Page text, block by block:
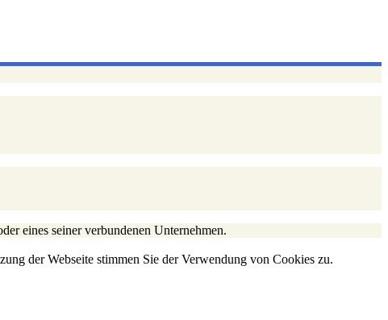
eines seiner verbundenen Unternehmen.
der Webseite stimmen Sie der Verwendung von Cookies zu.